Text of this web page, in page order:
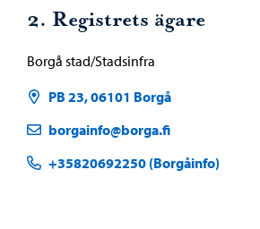
2. Registrets ägare
Borgå stad/Stadsinfra
PB 23, 06101 Borgå
borgainfo@borga.fi
+35820692250 (Borgåinfo)